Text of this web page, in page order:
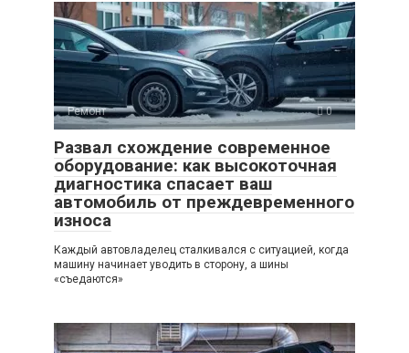
Ремонт 0
Развал схождение современное
оборудование: как высокоточная
диагностика спасает ваш
автомобиль от преждевременного
износа
Каждый автовладелец сталкивался с ситуацией, когда
машину начинает уводить в сторону, а шины
«съедаются»